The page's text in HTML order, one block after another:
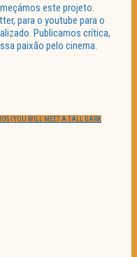
este projeto.
para o youtube para o
Publicamos crítica,
paixão pelo cinema.
(YOU WILL MEET A TALL DARK